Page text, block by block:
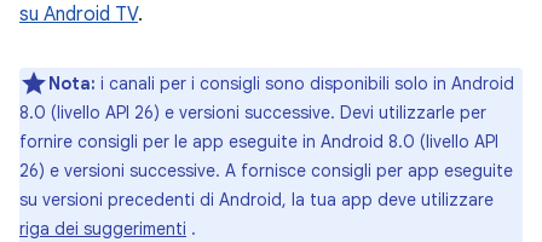
su Android TV.
Nota: i canali per i consigli sono disponibili solo in Android
8.0 (livello API 26) e versioni successive. Devi utilizzarle per
fornire consigli per le app eseguite in Android 8.0 (livello API
26) e versioni successive. A fornisce consigli per app eseguite
su versioni precedenti di Android, la tua app deve utilizzare
riga dei suggerimenti .